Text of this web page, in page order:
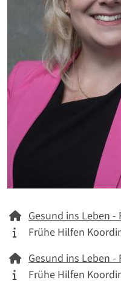
NetzwerkGesund ins Leben
Tätigkeitskategorie
Frühe Hilfen
NetzwerkGesund ins Leben
Tätigkeitskategorie
Frühe Hilfen